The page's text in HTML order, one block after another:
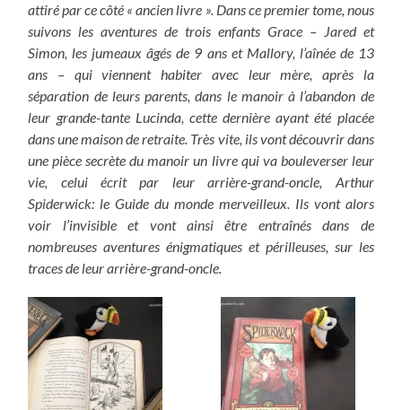
attiré par ce côté « ancien livre ». Dans ce premier tome, nous
suivons les aventures de trois enfants Grace – Jared et
Simon, les jumeaux âgés de 9 ans et Mallory, l’aînée de 13
ans – qui viennent habiter avec leur mère, après la
séparation de leurs parents, dans le manoir à l’abandon de
leur grande-tante Lucinda, cette dernière ayant été placée
dans une maison de retraite. Très vite, ils vont découvrir dans
une pièce secrète du manoir un livre qui va bouleverser leur
vie, celui écrit par leur arrière-grand-oncle, Arthur
Spiderwick: le Guide du monde merveilleux. Ils vont alors
voir l’invisible et vont ainsi être entraînés dans de
nombreuses aventures énigmatiques et périlleuses, sur les
traces de leur arrière-grand-oncle.